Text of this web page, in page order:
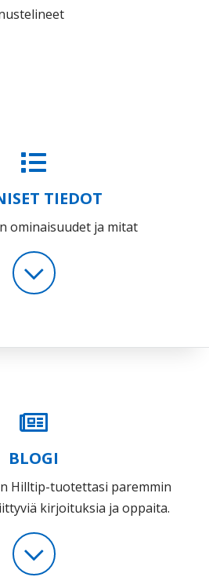
TIEDOT
ominaisuudet ja mitat
BLOGI
Hilltip-tuotettasi paremmin
kirjoituksia ja oppaita.